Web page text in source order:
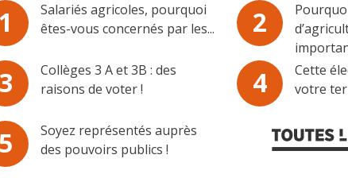
1
Salariés agricoles, pourquoi
êtes-vous concernés par les...
2
3
Collèges 3 A et 3B : des
raisons de voter !
4
Cette
votre
5
Soyez représentés auprès
des pouvoirs publics !